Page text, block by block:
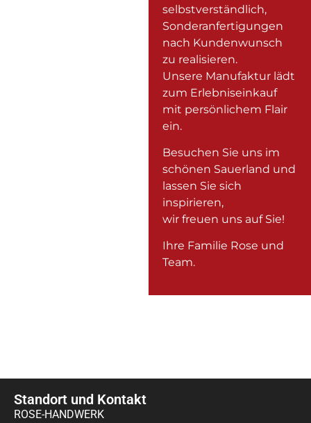
selbstverständlich,
Sonderanfertigungen
nach Kundenwunsch
zu realisieren.
Unsere Manufaktur lädt
zum Erlebniseinkauf
mit persönlichem Flair
ein.
Besuchen Sie uns im
schönen Sauerland und
lassen Sie sich
inspirieren,
wir freuen uns auf Sie!
Ihre Familie Rose und
Team.
Standort und Kontakt
ROSE-HANDWERK